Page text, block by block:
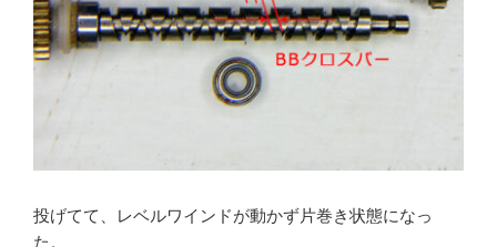
投げてて、レベルワインドが動かず片巻き状態になっ
た。